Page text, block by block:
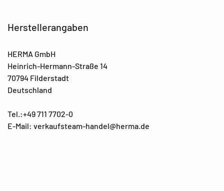
Herstellerangaben
HERMA GmbH
Heinrich-Hermann-Straße 14
70794 Filderstadt
Deutschland
Tel.:+49 711 7702-0
E-Mail: verkaufsteam-handel@herma.de